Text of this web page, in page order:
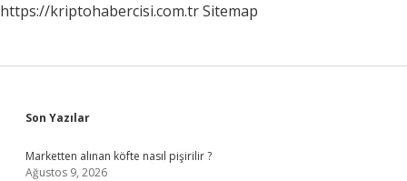
https://kriptohabercisi.com.trSitemap
Sidebar
Son Yazılar
Marketten alınan köfte nasıl pişirilir ?
Ağustos 9, 2026